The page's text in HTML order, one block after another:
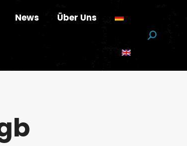
News Über Uns
Suchen: